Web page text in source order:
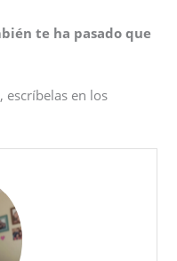
te ha pasado que
escríbelas en los